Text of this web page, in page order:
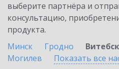
выберите партнёра и
консультацию,
продукта.
Минск
Гродно Витебск
Могилев
Показать все